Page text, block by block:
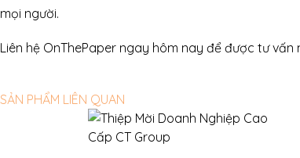
mọi người.
Liên hệ OnThePaper ngay hôm nay để được tư vấn
SẢN PHẨM LIÊN QUAN